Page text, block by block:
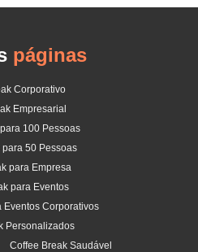
páginas
Corporativo
Empresarial
100 Pessoas
para 50 Pessoas
para Empresa
para Eventos
Eventos Corporativos
Personalizados
Coffee Break Saudável